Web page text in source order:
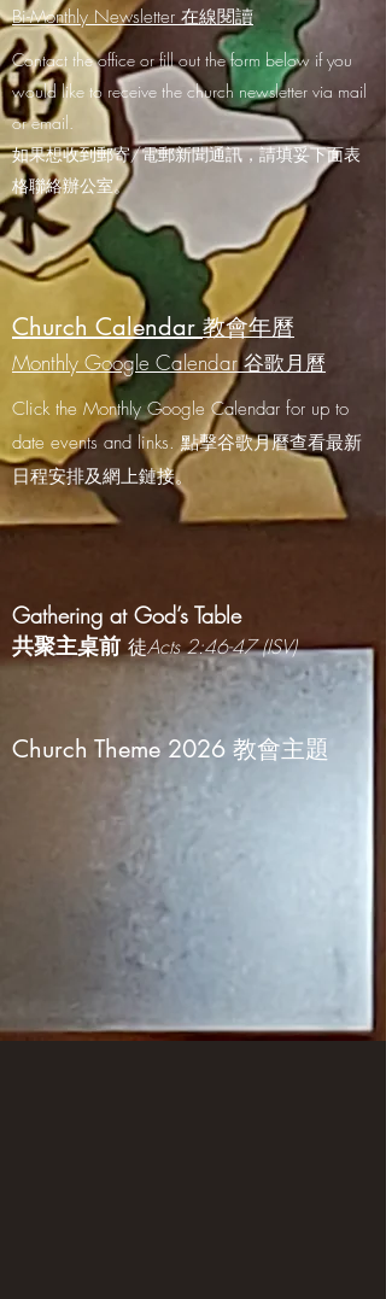
Bi-Monthly Newsletter 在線閱讀
Contact the office or fill out the form below if you
would like to receive the church newsletter via mail
or email.
如果想收到郵寄/電郵新聞通訊，請填妥下面表
格聯絡辦公室。
Church Calendar教會年曆
Monthly Google Calendar 谷歌月曆
Click the Monthly Google Calendar for up to
date events and links. 點擊谷歌月曆查看最新
日程安排及網上鏈接。
Gathering at God’s Table
共聚主桌前 徒Acts 2:46-47 (ISV)
Church Theme 2026 教會主題